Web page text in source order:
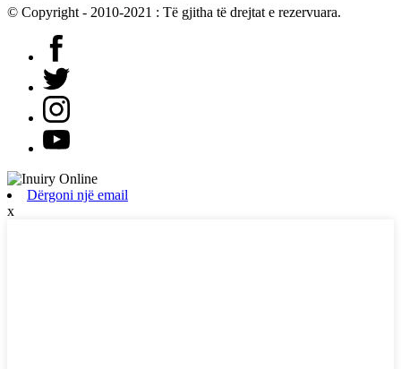
© Copyright - 2010-2021 : Të gjitha të drejtat e rezervuara.
Dërgoni një email
x